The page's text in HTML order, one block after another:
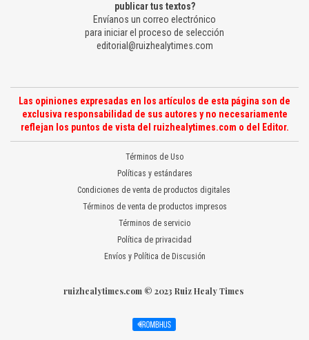
publicar tus textos?
Envíanos un correo electrónico
para iniciar el proceso de selección
editorial@ruizhealytimes.com
Las opiniones expresadas en los artículos de esta página son de
exclusiva responsabilidad de sus autores y no necesariamente
reflejan los puntos de vista del ruizhealytimes.com o del Editor.
Términos de Uso
Políticas y estándares
Condiciones de venta de productos digitales
Términos de venta de productos impresos
Términos de servicio
Política de privacidad
Envíos y Política de Discusión
ruizhealytimes.com © 2023 Ruiz Healy Times